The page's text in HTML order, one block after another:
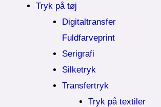
Tryk på tøj
Digitaltransfer
Fuldfarveprint
Serigrafi
Silketryk
Transfertryk
Tryk på textiler